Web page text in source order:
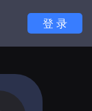
登 录